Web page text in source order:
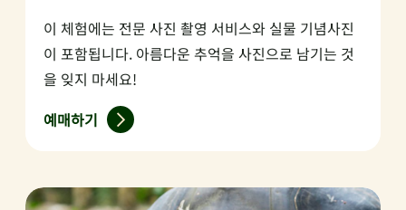
이 체험에는 전문 사진 촬영 서비스와 실물 기념사진
이 포함됩니다. 아름다운 추억을 사진으로 남기는 것
을 잊지 마세요!
예매하기